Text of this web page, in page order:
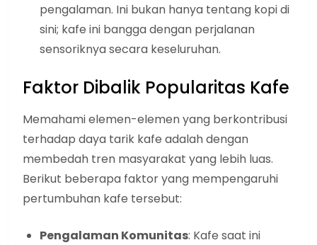
pengalaman. Ini bukan hanya tentang kopi di
sini; kafe ini bangga dengan perjalanan
sensoriknya secara keseluruhan.
Faktor Dibalik Popularitas Kafe
Memahami elemen-elemen yang berkontribusi
terhadap daya tarik kafe adalah dengan
membedah tren masyarakat yang lebih luas.
Berikut beberapa faktor yang mempengaruhi
pertumbuhan kafe tersebut:
Pengalaman Komunitas: Kafe saat ini